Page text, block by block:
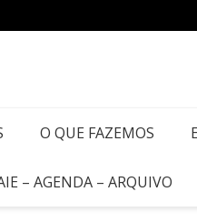
O QUE FAZEMOS
– AGENDA – ARQUIVO